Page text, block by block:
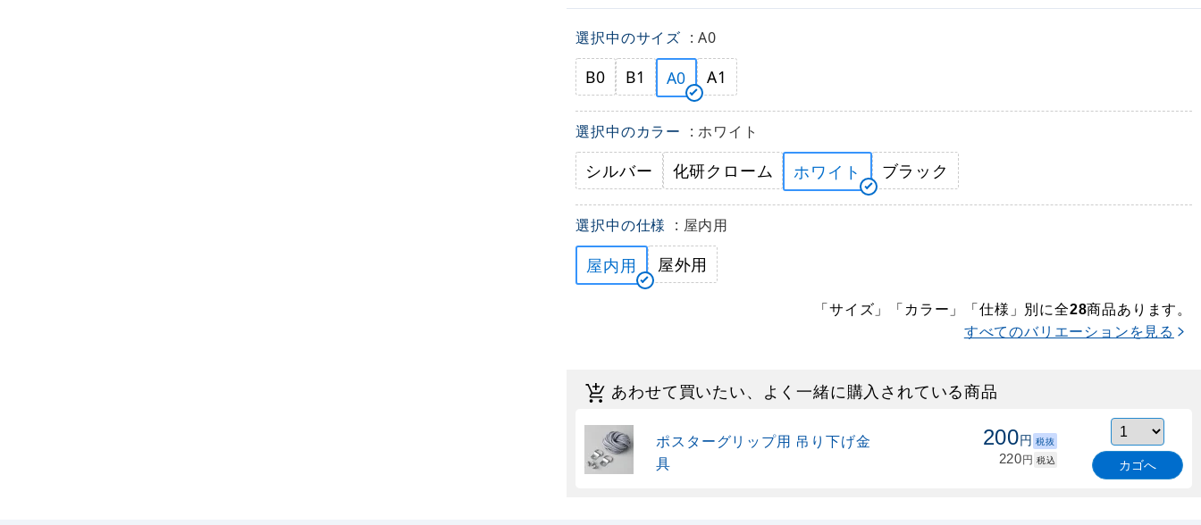
選択中のサイズ : A0
B0 B1 A0 A1
選択中のカラー : ホワイト
シルバー 化研クローム ホワイト ブラック
選択中の仕様 : 屋内用
屋内用 屋外用
「サイズ」「カラー」「仕様」別に全28商品あります。
すべてのバリエーションを見る
あわせて買いたい、よく一緒に購入されている商品
ポスターグリップ用 吊り下げ金
具
200円 税抜
220円 税込 カゴへ